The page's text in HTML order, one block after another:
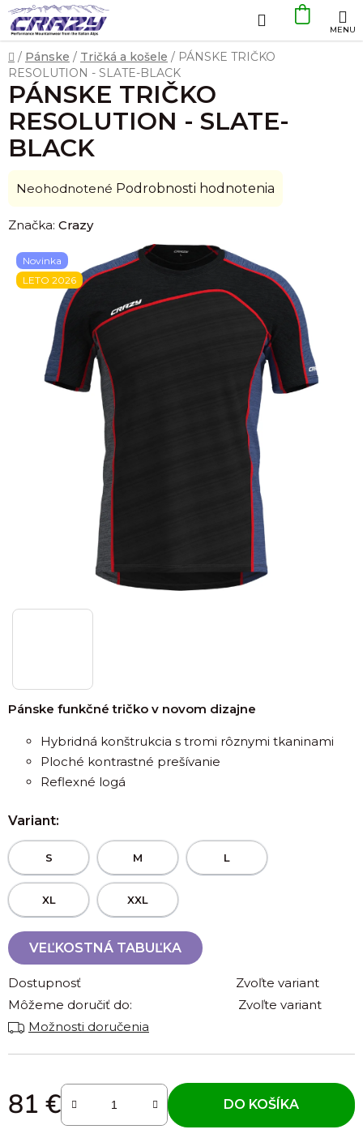
Prejsť
na
obsah
Hľadať
KOŠÍK
Domov
/ Pánske / Tričká a košele / PÁNSKE TRIČKO
RESOLUTION - SLATE-BLACK
Pánske funkčné tričko v novom dizajne
Hybridná konštrukcia s tromi rôznymi tkaninami
Ploché kontrastné prešívanie
Reflexné logá
Variant:
S M L
XL XXL
VEĽKOSTNÁ TABUĽKA
Dostupnosť
Zvoľte variant
Môžeme doručiť do:
Zvoľte variant
Možnosti doručenia
81 €
Jednotková cena:
DO KOŠÍKA
PÁNSKE TRIČKO
RESOLUTION - SLATE-
BLACK
Priemerné
produktu
0,0
z
hviezdičiek.
Neohodnotené Podrobnosti hodnotenia
Značka: Crazy
Novinka
LETO 2026